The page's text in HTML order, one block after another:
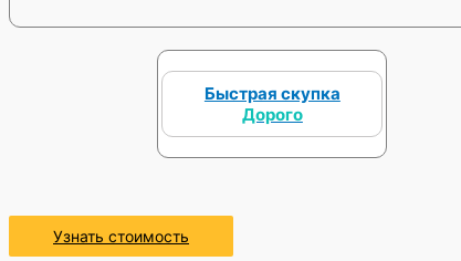
Быстрая скупка
Дорого
Узнать стоимость